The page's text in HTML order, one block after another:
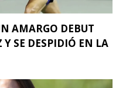
AMARGO DEBUT
SE DESPIDIÓ EN LA